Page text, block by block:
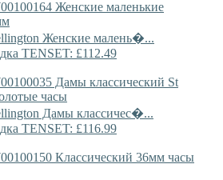
Женские малень�...
TENSET: £112.49
Дамы классичес�...
TENSET: £116.99